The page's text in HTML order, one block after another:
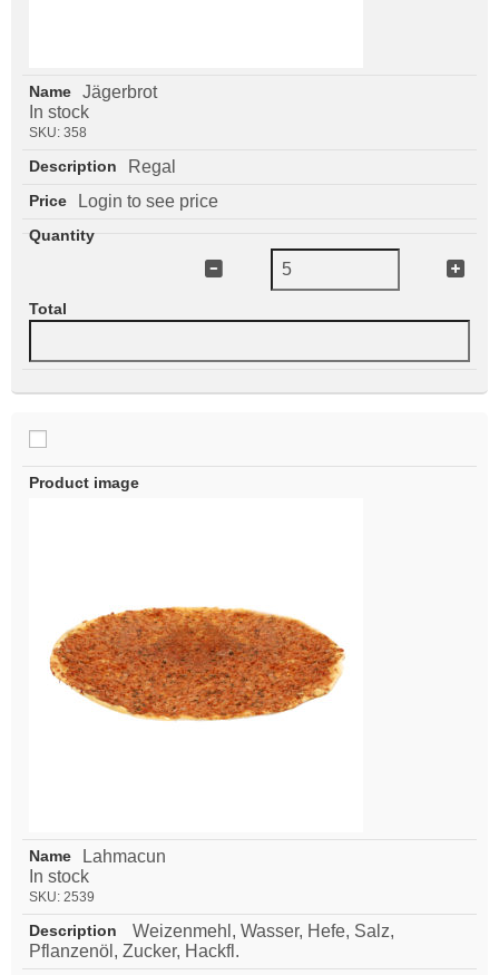
Jägerbrot
In stock
SKU: 358
Regal
Login to see price
Lahmacun
In stock
SKU: 2539
Weizenmehl, Wasser, Hefe, Salz,
Pflanzenöl, Zucker, Hackfl.